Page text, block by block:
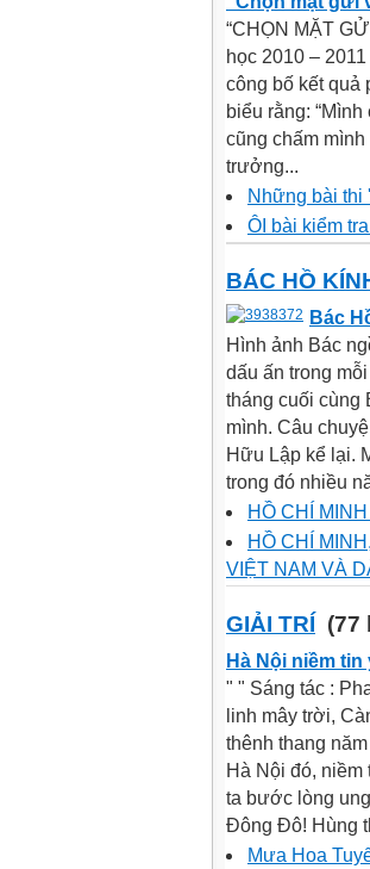
“CHỌN MẶT
học 2010 –
công bố kết quả
biểu rằng:
cũng chấm
trưởng...
Những bài thi
ÔI bài kiểm
BÁC HỒ
Bác
Hình ảnh Bác
dấu ấn trong
tháng cuối cùng
mình. Câu
Hữu Lập kể lại.
trong đó nhiều
HỒ CHÍ
HỒ CHÍ
VIỆT NAM VÀ
GIẢI TRÍ (77
Hà Nội niềm
" " Sáng tác :
linh mây trời,
thênh thang
Hà Nội đó,
ta bước lòng
Đông Đô! Hùng
Mưa Hoa